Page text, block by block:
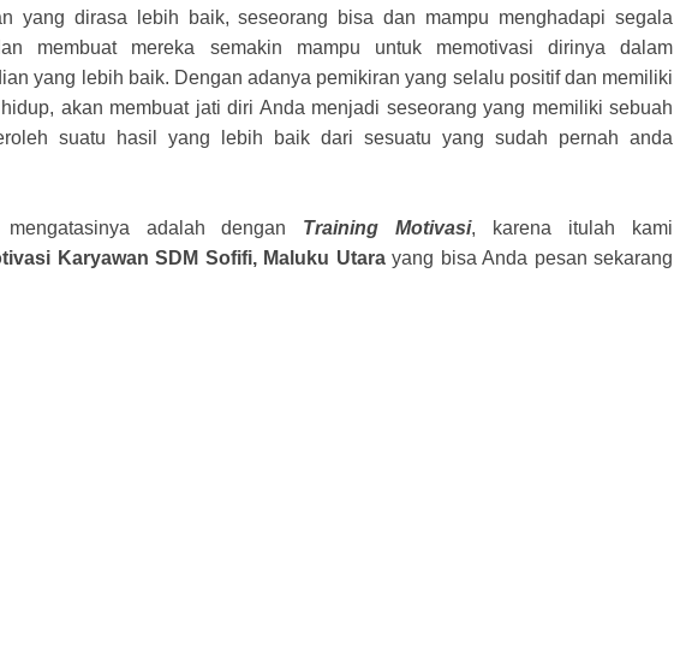
yang dirasa lebih baik, seseorang bisa dan mampu menghadapi segala
membuat mereka semakin mampu untuk memotivasi dirinya dalam
yang lebih baik. Dengan adanya pemikiran yang selalu positif dan memiliki
akan membuat jati diri Anda menjadi seseorang yang memiliki sebuah
suatu hasil yang lebih baik dari sesuatu yang sudah pernah anda
adalah dengan Training Motivasi, karena itulah kami
Karyawan SDM Sofifi, Maluku Utarayang bisa Anda pesan sekarang